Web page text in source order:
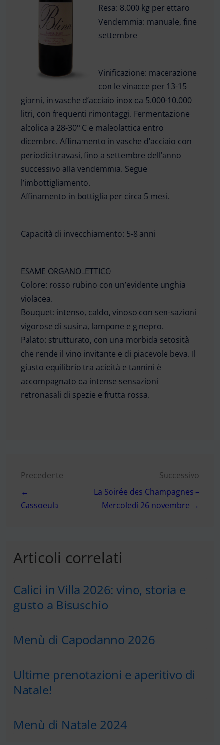
Resa: 8.000 kg per ettaro
Vendemmia: manuale, fine
settembre
Vinificazione: macerazione
con le vinacce per 13-15
giorni, in vasche d’acciaio inox da 5.000-10.000
litri, con frequenti rimontaggi. Fermentazione
alcolica a 28-30° C e maleolattica entro
dicembre. Affinamento in vasche d’acciaio con
periodici travasi, fino a settembre dell’anno
successivo alla vendemmia. Segue
l’imbottigliamento.
Affinamento in bottiglia per circa 5 mesi.
Capacità di invecchiamento: 5-8 anni
ESAME ORGANOLETTICO
Colore: rosso rubino con un’evidente unghia
violacea.
Bouquet: intenso, caldo, vinoso con sen-sazioni
vigorose di susina, lampone e ginepro.
Palato: strutturato, con una morbida setosità
che rende il vino invitante e di piacevole beva. Il
giusto equilibrio tra acidità e tannini è
accompagnato da intense sensazioni
retronasali di spezie e frutta rossa.
Navigazione
articoli
Precedente
←
Cassoeula
Successivo
La Soirée des Champagnes –
Mercoledì 26 novembre →
Articoli correlati
Calici in Villa 2026: vino, storia e
gusto a Bisuschio
Menù di Capodanno 2026
Ultime prenotazioni e aperitivo di
Natale!
Menù di Natale 2024